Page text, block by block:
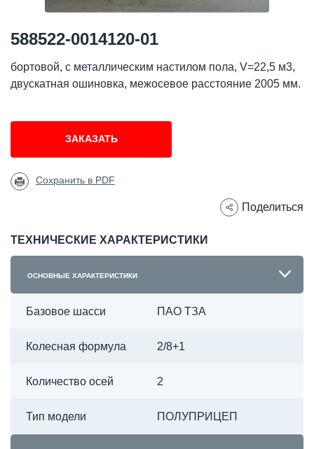
588522-0014120-01
бортовой, с металлическим настилом пола, V=22,5 м3,
двускатная ошиновка, межосевое расстояние 2005 мм.
ЗАКАЗАТЬ
Сохранить в PDF
Поделиться
ТЕХНИЧЕСКИЕ ХАРАКТЕРИСТИКИ
ОСНОВНЫЕ ХАРАКТЕРИСТИКИ
Базовое шасси ПАО ТЗА
Колесная формула 2/8+1
Количество осей 2
Тип модели ПОЛУПРИЦЕП